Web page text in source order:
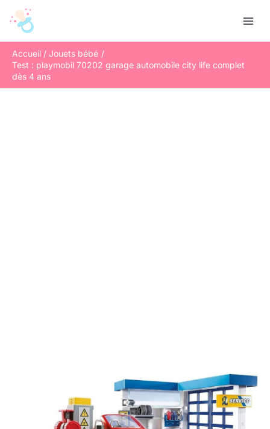
Accueil
Jouets bébé
Test : playmobil 70202 garage automobile city life complet
dès 4 ans
e
c
h
e